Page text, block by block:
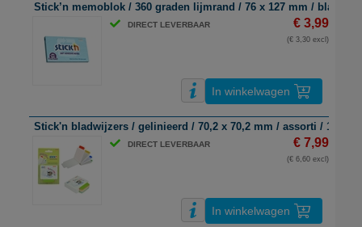
Stick’n memoblok / 360 graden lijmrand / 76 x 127 mm / blauw /
DIRECT LEVERBAAR € 3,99
(€ 3,30 excl)
In winkelwagen
Stick'n bladwijzers / gelinieerd / 70,2 x 70,2 mm / assorti / 100 vel
DIRECT LEVERBAAR € 7,99
(€ 6,60 excl)
In winkelwagen